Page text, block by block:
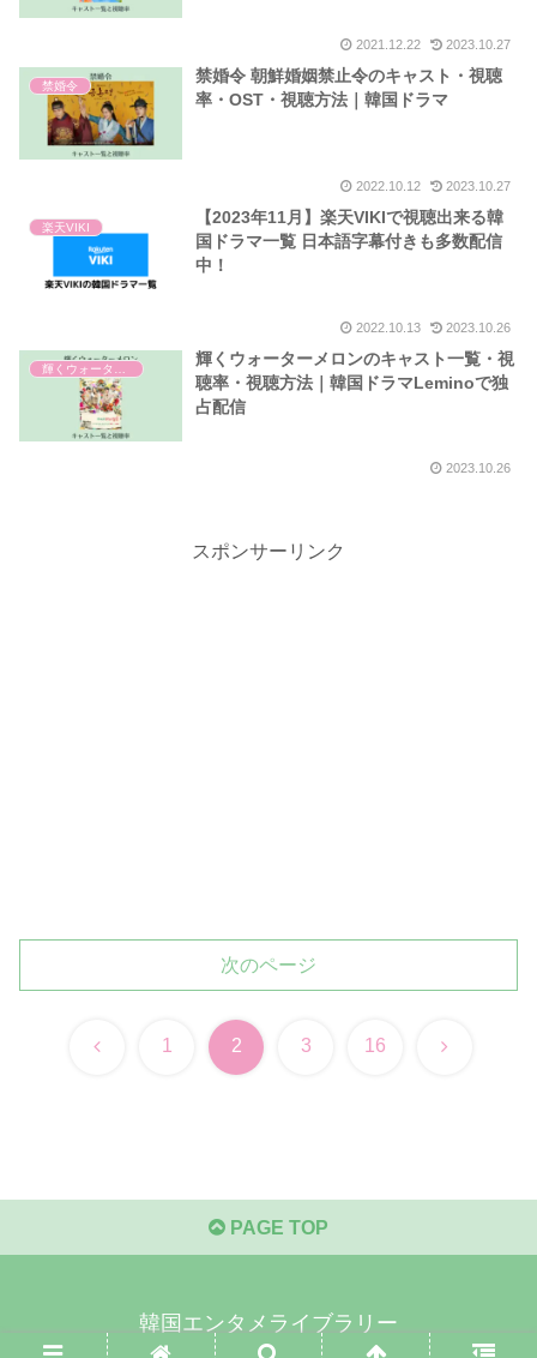
2021.12.22 2023.10.27
禁婚令
禁婚令 朝鮮婚姻禁止令のキャスト・視聴
率・OST・視聴方法｜韓国ドラマ
2022.10.12 2023.10.27
楽天VIKI
【2023年11月】楽天VIKIで視聴出来る韓
国ドラマ一覧 日本語字幕付きも多数配信
中！
2022.10.13 2023.10.26
輝くウォーターメロンのキャスト一覧・視
聴率・視聴方法｜韓国ドラマLeminoで独
占配信
2023.10.26
スポンサーリンク
次のページ
前 1 2 3 16 次
PAGE TOP
韓国エンタメライブラリー